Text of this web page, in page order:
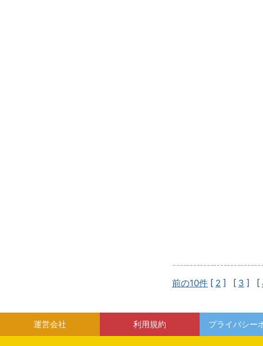
前の10件 [ 2 ] [ 3 ] [
運営会社 利用規約 プライバシー